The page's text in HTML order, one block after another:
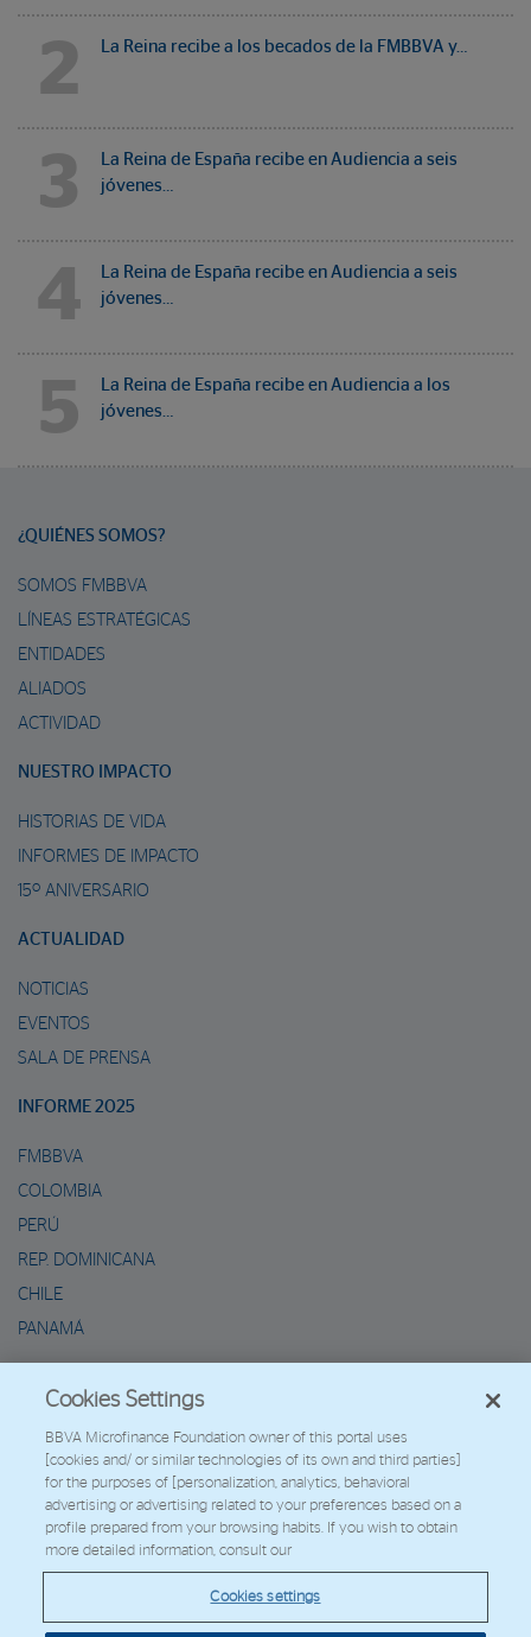
2 La Reina recibe a los becados de la FMBBVA y…
3
La Reina de España recibe en Audiencia a seis
jóvenes…
4
La Reina de España recibe en Audiencia a seis
jóvenes…
5
La Reina de España recibe en Audiencia a los
jóvenes…
¿QUIÉNES SOMOS?
SOMOS FMBBVA
LÍNEAS ESTRATÉGICAS
ENTIDADES
ALIADOS
ACTIVIDAD
NUESTRO IMPACTO
HISTORIAS DE VIDA
INFORMES DE IMPACTO
15º ANIVERSARIO
ACTUALIDAD
NOTICIAS
EVENTOS
SALA DE PRENSA
INFORME 2025
FMBBVA
COLOMBIA
PERÚ
REP. DOMINICANA
CHILE
PANAMÁ
2026 - Fundación Microfinanzas BBVA
Trabaja con nosotros
© Copyright 2026 - FMBBVA.
Cookies Settings
BBVA Microfinance Foundation owner of this portal uses
[cookies and/ or similar technologies of its own and third parties]
for the purposes of [personalization, analytics, behavioral
advertising or advertising related to your preferences based on a
profile prepared from your browsing habits. If you wish to obtain
more detailed information, consult our
Cookies settings